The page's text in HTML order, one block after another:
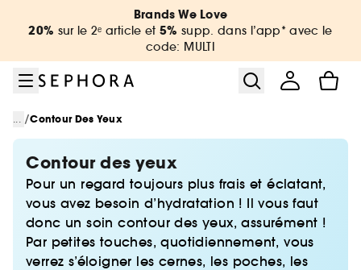
Aller au contenu principal
Aller au pied de pageBrands We Love
20% sur le 2ᵉ article et 5% supp. dans l’app* avec le
code: MULTI
... /Contour Des Yeux
Contour des yeux
Pour un regard toujours plus frais et éclatant,
vous avez besoin d’hydratation ! Il vous faut
donc un soin contour des yeux, assurément !
Par petites touches, quotidiennement, vous
verrez s’éloigner les cernes, les poches, les